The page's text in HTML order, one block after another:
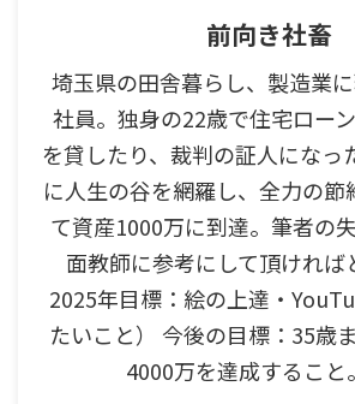
前向き社畜
埼玉県の田舎暮らし、製造業
社員。独身の22歳で住宅ロー
を貸したり、裁判の証人になっ
に人生の谷を網羅し、全力の節
て資産1000万に到達。筆者の
面教師に参考にして頂ければ
2025年目標：絵の上達・
たいこと） 今後の目標：35歳
4000万を達成するこ